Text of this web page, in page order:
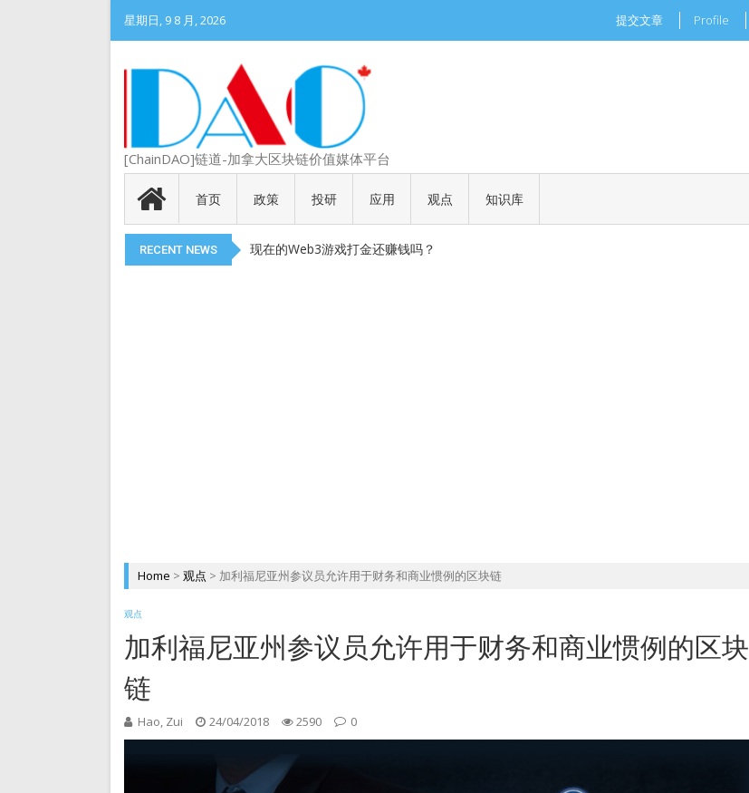
星期日, 9 8 月, 2026 提交文章 Profile
[ChainDAO]链道-加拿大区块链价值媒体平台
首页 政策 投研 应用 观点 知识库
RECENT NEWS
DePIN 为 Web3 带来现实世界的商业机会
Meme 币 vs 精英币：一场加密世界的文化革命
代币就是产品
以太币现货 ETF 获得 SEC 正式批准
现在的Web3游戏打金还赚钱吗？
Home > 观点 > 加利福尼亚州参议员允许用于财务和商业惯例的区块链
观点
加利福尼亚州参议员允许用于财务和商业惯例的区块
链
Hao, Zui 24/04/2018 2590 0